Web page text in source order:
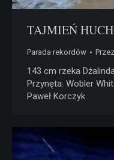
TAJMIEŃ
Parada rekordów
143 cm rzeka
Przynęta: Wobler
Paweł Korczyk